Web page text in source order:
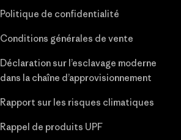
Politique de confidentialité
Conditions générales de vente
Déclaration sur l’esclavage moderne
dans la chaîne d’approvisionnement
Rapport sur les risques climatiques
Rappel de produits UPF